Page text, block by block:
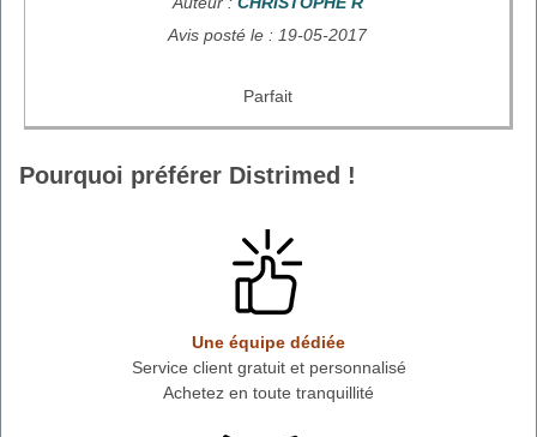
Avis posté le : 19-05-2017
Parfait
Pourquoi préférer Distrimed !
Une équipe dédiée
Service client gratuit et personnalisé
Achetez en toute tranquillité